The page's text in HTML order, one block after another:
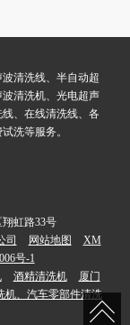
清洗线、半自动超
清洗机、光电超声
、在线清洗线、各
洗等服务。
虹路33号
司 网站地图
XM
号-1
酒精清洗机
厦门
机、汽车零部件清洗